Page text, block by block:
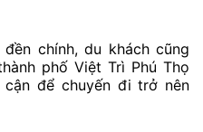
chính, du khách cũng
phố Việt Trì Phú Thọ
để chuyến đi trở nên